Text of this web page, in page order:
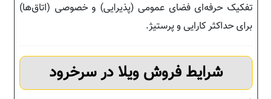
تفکیک حرفه‌ای فضای عمومی (پذیرایی) و خصوصی (اتاق‌ها)
برای حداکثر کارایی و پرستیژ.
شرایط فروش ویلا در سرخرود